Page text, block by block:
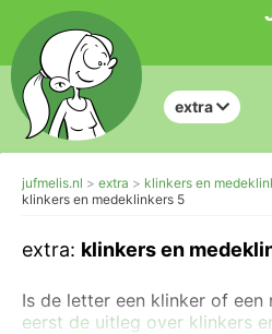
extra
jufmelis.nl extra
klinkers en
klinkers en medeklinkers 5
extra: klinkers en
Is de letter een klinker of een
eerst de uitleg over klinkers